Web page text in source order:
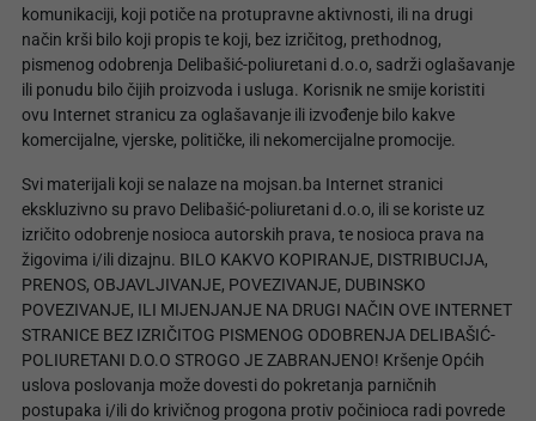
komunikaciji, koji potiče na protupravne aktivnosti, ili na drugi
način krši bilo koji propis te koji, bez izričitog, prethodnog,
pismenog odobrenja Delibašić-poliuretani d.o.o, sadrži oglašavanje
ili ponudu bilo čijih proizvoda i usluga. Korisnik ne smije koristiti
ovu Internet stranicu za oglašavanje ili izvođenje bilo kakve
komercijalne, vjerske, političke, ili nekomercijalne promocije.
Svi materijali koji se nalaze na mojsan.ba Internet stranici
ekskluzivno su pravo Delibašić-poliuretani d.o.o, ili se koriste uz
izričito odobrenje nosioca autorskih prava, te nosioca prava na
žigovima i/ili dizajnu. BILO KAKVO KOPIRANJE, DISTRIBUCIJA,
PRENOS, OBJAVLJIVANJE, POVEZIVANJE, DUBINSKO
POVEZIVANJE, ILI MIJENJANJE NA DRUGI NAČIN OVE INTERNET
STRANICE BEZ IZRIČITOG PISMENOG ODOBRENJA DELIBAŠIĆ-
POLIURETANI D.O.O STROGO JE ZABRANJENO! Kršenje Općih
uslova poslovanja može dovesti do pokretanja parničnih
postupaka i/ili do krivičnog progona protiv počinioca radi povrede